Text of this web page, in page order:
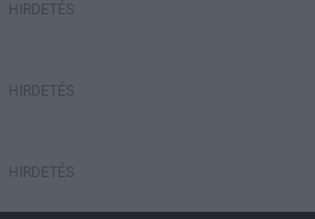
HIRDETÉS
HIRDETÉS
HIRDETÉS